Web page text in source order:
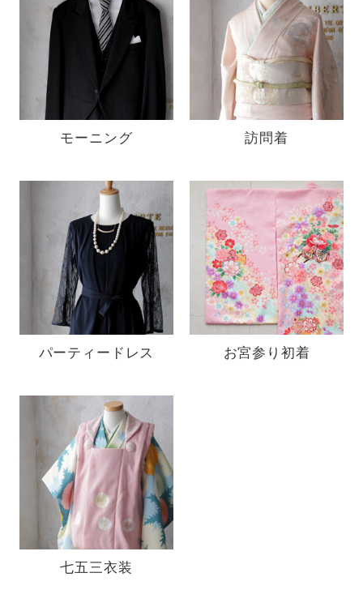
モーニング 訪問着
パーティードレス お宮参り初着
七五三衣装